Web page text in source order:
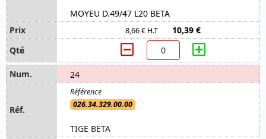
MOYEU D.49/47 L20 BETA
8,66 € H.T 10,39 €
24
026.34.329.00.00
TIGE BETA